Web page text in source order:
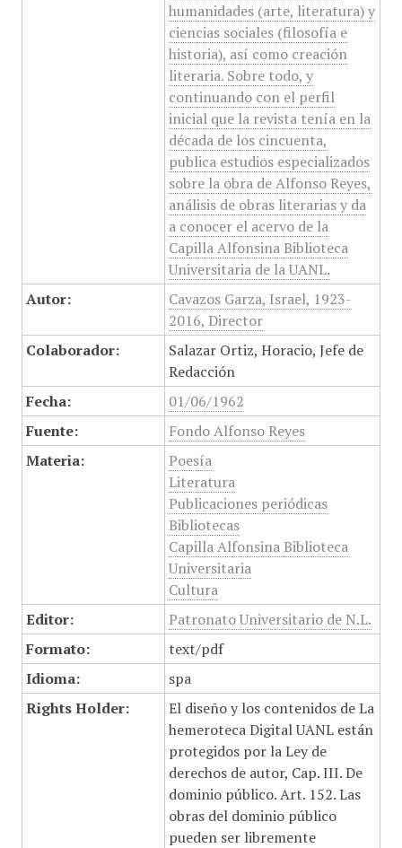
humanidades (arte, literatura) y
ciencias sociales (filosofía e
historia), así como creación
literaria. Sobre todo, y
continuando con el perfil
inicial que la revista tenía en la
década de los cincuenta,
publica estudios especializados
sobre la obra de Alfonso Reyes,
análisis de obras literarias y da
a conocer el acervo de la
Capilla Alfonsina Biblioteca
Universitaria de la UANL.
Autor:
Cavazos Garza, Israel, 1923-
2016, Director
Colaborador:
Salazar Ortiz, Horacio, Jefe de
Redacción
Fecha:
01/06/1962
Fuente:
Fondo Alfonso Reyes
Materia:
Poesía
Literatura
Publicaciones periódicas
Bibliotecas
Capilla Alfonsina Biblioteca
Universitaria
Cultura
Editor:
Patronato Universitario de N.L.
Formato:
text/pdf
Idioma:
spa
Rights Holder:
El diseño y los contenidos de La
hemeroteca Digital UANL están
protegidos por la Ley de
derechos de autor, Cap. III. De
dominio público. Art. 152. Las
obras del dominio público
pueden ser libremente